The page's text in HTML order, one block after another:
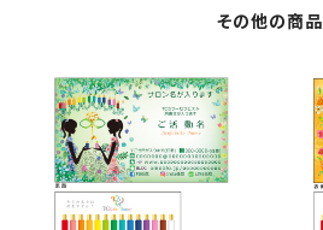
その他の商品